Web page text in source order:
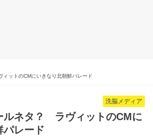
ットのCMにいきなり北朝鮮パレード
洗脳メディア
ルネタ？ ラヴィットのCMに
パレード